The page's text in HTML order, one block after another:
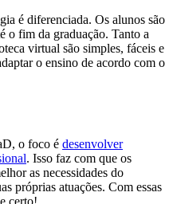
é diferenciada. Os alunos são
o fim da graduação. Tanto a
virtual são simples, fáceis e
o ensino de acordo com o
o foco é desenvolver
. Isso faz com que os
as necessidades do
próprias atuações. Com essas